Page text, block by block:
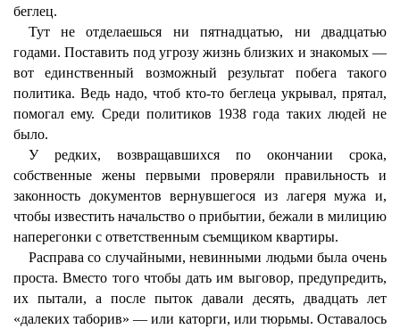
беглец.
Тут не отделаешься ни пятнадцатью, ни двадцатью
годами. Поставить под угрозу жизнь близких и знакомых —
вот единственный возможный результат побега такого
политика. Ведь надо, чтоб кто-то беглеца укрывал, прятал,
помогал ему. Среди политиков 1938 года таких людей не
было.
У редких, возвращавшихся по окончании срока,
собственные жены первыми проверяли правильность и
законность документов вернувшегося из лагеря мужа и,
чтобы известить начальство о прибытии, бежали в милицию
наперегонки с ответственным съемщиком квартиры.
Расправа со случайными, невинными людьми была очень
проста. Вместо того чтобы дать им выговор, предупредить,
их пытали, а после пыток давали десять, двадцать лет
«далеких таборив» — или каторги, или тюрьмы. Оставалось